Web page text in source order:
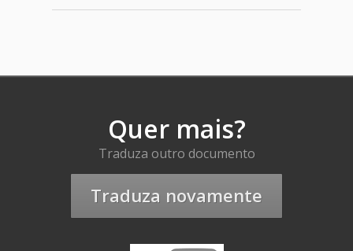
Quer mais?
Traduza outro documento
Traduza novamente